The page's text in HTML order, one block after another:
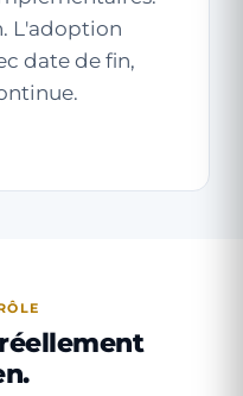
L'adoption
date de fin,